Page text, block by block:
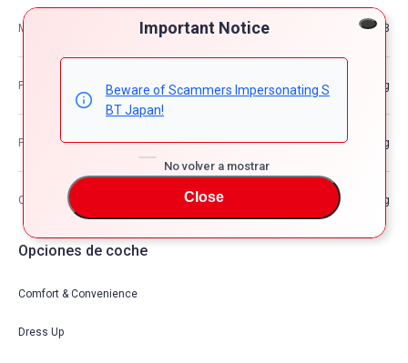
Important Notice
Beware of Scammers Impersonating S
BT Japan!
No volver a mostrar
Close
M3 12.33
Peso del vehículo —kg
Peso bruto del vehículo —kg
Capacidad de carga máxima —kg
Opciones de coche
Comfort & Convenience
Dress Up